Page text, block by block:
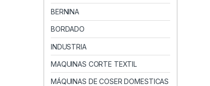
BERNINA
BORDADO
INDUSTRIA
MAQUINAS CORTE TEXTIL
MÁQUINAS DE COSER DOMESTICAS